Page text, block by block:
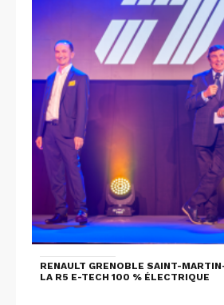
RENAULT GRENOBLE SAINT-
LA R5 E-TECH 100 % ÉLECTRIQUE